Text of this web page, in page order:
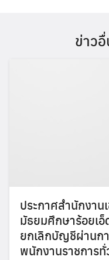
ข่าว
ประกาศสำนักงา
มัธยมศึกษาร้อยเ
ยกเลิกบัญชีผ่านกา
พนักงานราชการ